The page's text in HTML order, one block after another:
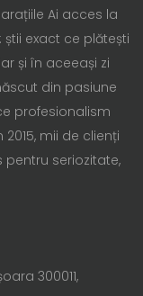
Ai acces la
exact ce plătești
și în aceeași zi
din pasiune
profesionalism
mii de clienți
pentru seriozitate,
300011,